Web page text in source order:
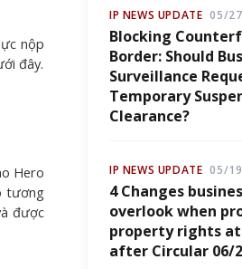
nộp
đây.
Hero
tương
được
IP NEWS UPDATE 05/
Blocking
Border: Should
Surveillance
Temporary
Clearance?
IP NEWS UPDATE 05/
4 Changes
overlook when
property rights
after Circular 06/